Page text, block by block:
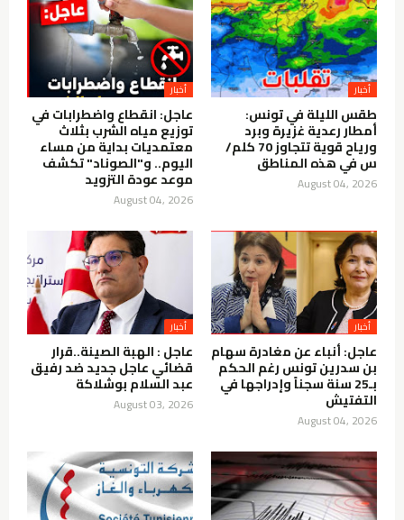
أخبار
طقس الليلة في تونس:
أمطار رعدية غزيرة وبرد
ورياح قوية تتجاوز 70 كلم/
س في هذه المناطق
August 04, 2026
أخبار
عاجل: انقطاع واضطرابات في
توزيع مياه الشرب بثلاث
معتمديات بداية من مساء
اليوم.. و"الصوناد" تكشف
موعد عودة التزويد
August 04, 2026
أخبار
عاجل: أنباء عن مغادرة سهام
بن سدرين تونس رغم الحكم
بـ25 سنة سجناً وإدراجها في
التفتيش
August 04, 2026
أخبار
عاجل : الهبة الصينة..قرار
قضائي عاجل جديد ضد رفيق
عبد السلام بوشلاكة
August 03, 2026